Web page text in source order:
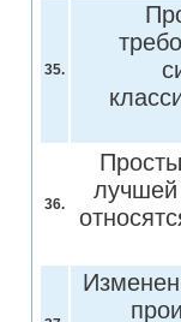
35.
36.
лучшей